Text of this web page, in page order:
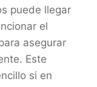
puede llegar
el
asegurar
Este
si en